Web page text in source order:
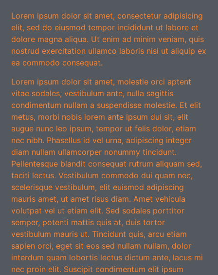
Lorem ipsum dolor sit amet, consectetur adipisicing
elit, sed do eiusmod tempor incididunt ut labore et
dolore magna aliqua. Ut enim ad minim veniam, quis
nostrud exercitation ullamco laboris nisi ut aliquip ex
ea commodo consequat.
Lorem ipsum dolor sit amet, molestie orci aptent
vitae sodales, vestibulum ante, nulla sagittis
condimentum nullam a suspendisse molestie. Et elit
metus, morbi nobis lorem ante ipsum dui sit, elit
augue nunc leo ipsum, tempor ut felis dolor, etiam
nec nibh. Phasellus id vel urna, adipiscing integer
diam nullam ullamcorper nonummy tincidunt.
Pellentesque blandit consequat rutrum aliquam sed,
taciti lectus. Vestibulum commodo dui quam nec,
scelerisque vestibulum, elit euismod adipiscing
mauris amet, ut amet risus diam. Amet vehicula
volutpat vel ut etiam elit. Sed sodales porttitor
semper, potenti mattis quis at, duis tortor
vestibulum mauris ut. Tincidunt quis, arcu etiam
sapien orci, eget sit eos sed nullam nullam, dolor
interdum quam lobortis lectus dictum ante, lacus mi
nec proin elit. Suscipit condimentum elit ipsum